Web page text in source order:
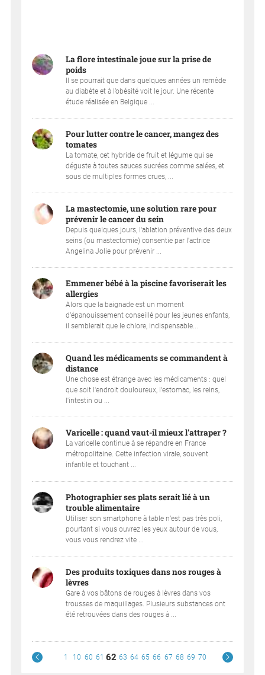
La flore intestinale joue sur la prise de
poids
Il se pourrait que dans quelques années un remède
au diabète et à l’obésité voit le jour. Une récente
étude réalisée en Belgique ...
Pour lutter contre le cancer, mangez des
tomates
La tomate, cet hybride de fruit et légume qui se
déguste à toutes sauces sucrées comme salées, et
sous de multiples formes crues, ...
La mastectomie, une solution rare pour
prévenir le cancer du sein
Depuis quelques jours, l'ablation préventive des deux
seins (ou mastectomie) consentie par l'actrice
Angelina Jolie pour prévenir ...
Emmener bébé à la piscine favoriserait les
allergies
Alors que la baignade est un moment
d’épanouissement conseillé pour les jeunes enfants,
il semblerait que le chlore, indispensable...
Quand les médicaments se commandent à
distance
Une chose est étrange avec les médicaments : quel
que soit l'endroit douloureux, l'estomac, les reins,
l'intestin ou ...
Varicelle : quand vaut-il mieux l'attraper ?
La varicelle continue à se répandre en France
métropolitaine. Cette infection virale, souvent
infantile et touchant ...
Photographier ses plats serait lié à un
trouble alimentaire
Utiliser son smartphone à table n’est pas très poli,
pourtant si vous ouvrez les yeux autour de vous,
vous vous rendrez vite ...
Des produits toxiques dans nos rouges à
lèvres
Gare à vos bâtons de rouges à lèvres dans vos
trousses de maquillages. Plusieurs substances ont
été retrouvées dans des rouges à ...
1 10 60 61 62 63 64 65 66 67 68 69 70